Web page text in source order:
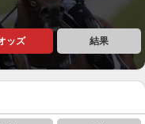
ッズ 結果